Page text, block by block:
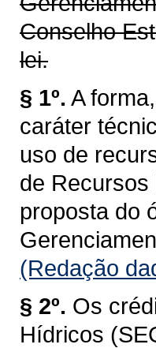
Conselho
lei.
§ 1º. A
caráter
uso de
de
proposta do
(Redação
§ 2º. Os
Hídricos